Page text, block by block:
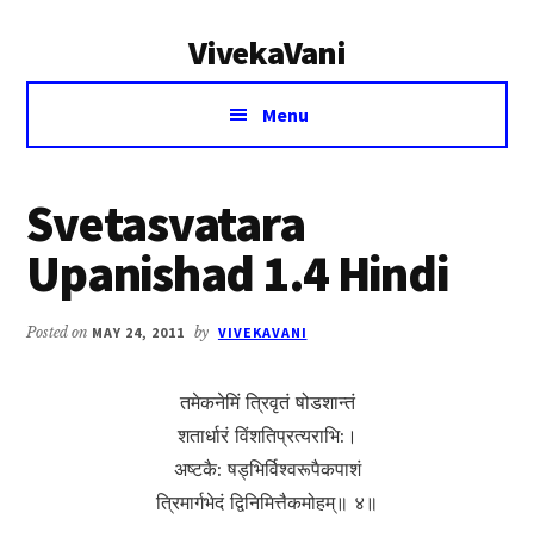
VivekaVani
Voice
Vivekananda
Menu
Svetasvatara
Upanishad 1.4 Hindi
Posted on MAY 24, 2011 by VIVEKAVANI
तमेकनेमिं त्रिवृतं षोडशान्तं
शतार्धारं विंशतिप्रत्यराभि:।
अष्टकै: षड्‍‍भिर्विश्वरूपैकपाशं
त्रिमार्गभेदं द्विनिमित्तैकमोहम्॥ ४॥